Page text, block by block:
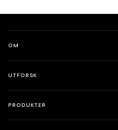
OM
UTFORSK
PRODUKTER